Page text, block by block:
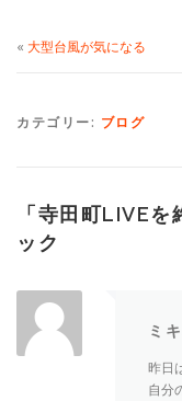
« 大型台風が気になる
カテゴリー: ブログ
「 寺田町LIVEを
ック
ミ
昨日
自分